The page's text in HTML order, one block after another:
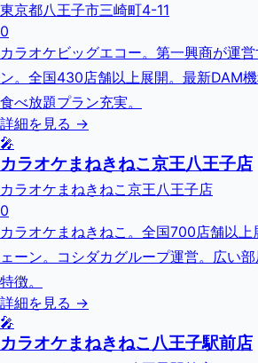
東京都八王子市三崎町4-11
0
カラオケビッグエコー。第一興商が運
ン。全国430店舗以上展開。最新DAM
食べ放題プラン充実。
詳細を見る →
🎤
カラオケまねきねこ京王八王子店
カラオケまねきねこ京王八王子店
0
カラオケまねきねこ。全国700店舗以
ェーン。コシダカグループ運営。広い
特徴。
詳細を見る →
🎤
カラオケまねきねこ八王子駅前店